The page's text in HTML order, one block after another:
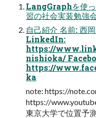
LangGraphを使
習の社会実装勉強
自己紹介 名前: 西
LinkedIn:
https://
nishioka/
https://
ka
note: https://
https://
東京大学で位置予